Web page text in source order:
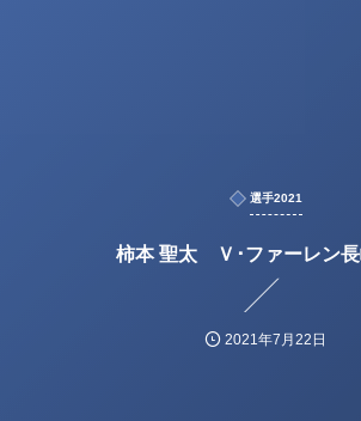
選手2021
柿本 聖太 Ｖ･ファーレン
2021年7月22日